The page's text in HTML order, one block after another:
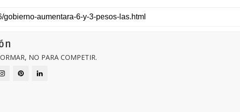
NO PARA COMPETIR.